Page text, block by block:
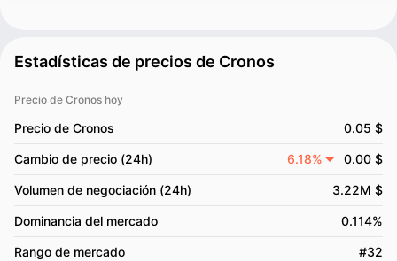
Estadísticas de precios de Cronos
Precio de Cronos hoy
Precio de Cronos 0.05 $
Cambio de precio (24h) 6.18% 0.00 $
Volumen de negociación (24h) 3.22M $
Dominancia del mercado 0.114%
Rango de mercado #32